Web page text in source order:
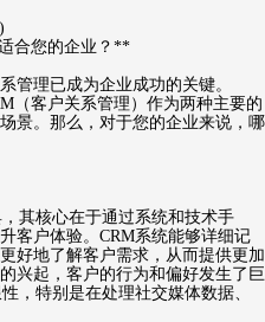
合您的企业？**
管理已成为企业成功的关键。
（客户关系管理）作为两种主要的
景。那么，对于您的企业来说，哪
其核心在于通过系统和技术手
客户体验。CRM系统能够详细记
好地了解客户需求，从而提供更加
兴起，客户的行为和偏好发生了巨
，特别是在处理社交媒体数据、